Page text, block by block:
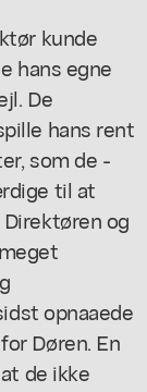
kunde
hans egne
De
hans rent
som de -
til at
og
opnaaede
Døren. En
de ikke